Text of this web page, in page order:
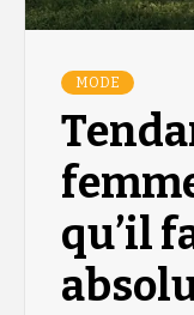
MODE
qu’il